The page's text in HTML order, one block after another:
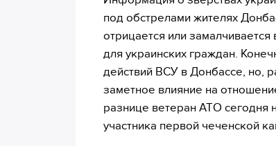
под обстрелами жителях
отрицается или
для украинских граждан.
действий ВСУ в Донбассе, но,
заметное влияние на
разнице ветеран АТО сегодня
участника первой чеченской